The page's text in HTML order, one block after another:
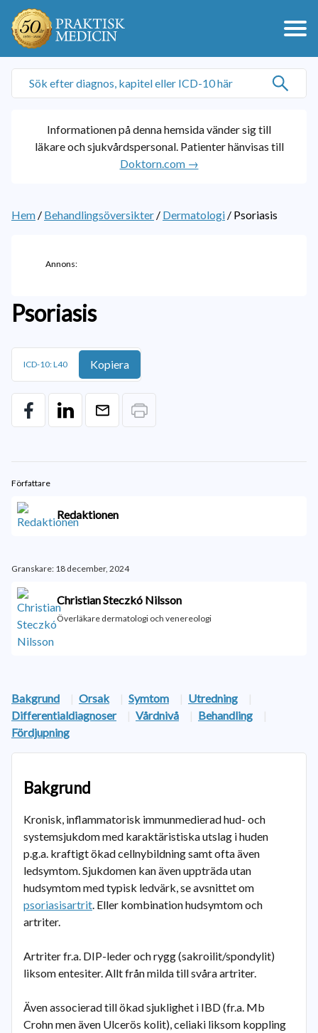
Informationen på denna hemsida vänder sig till
läkare och sjukvårdspersonal. Patienter hänvisas till
Doktorn.com →
Hem / Behandlingsöversikter / Dermatologi / Psoriasis
Annons:
Psoriasis
ICD-10: L40 Kopiera
Författare
Redaktionen
Granskare: 18 december, 2024
Christian Steczkó Nilsson
Överläkare dermatologi och venereologi
Bakgrund | Orsak | Symtom | Utredning
|
Differentialdiagnoser
| Vårdnivå | Behandling
|
Fördjupning
Bakgrund
Kronisk, inflammatorisk immunmedierad hud- och
systemsjukdom med karaktäristiska utslag i huden
p.g.a. kraftigt ökad cellnybildning samt ofta även
ledsymtom. Sjukdomen kan även uppträda utan
hudsymtom med typisk ledvärk, se avsnittet om
psoriasisartrit. Eller kombination hudsymtom och
artriter.
Artriter fr.a. DIP-leder och rygg (sakroilit/spondylit)
liksom entesiter. Allt från milda till svåra artriter.
Även associerad till ökad sjuklighet i IBD (fr.a. Mb
Crohn men även Ulcerös kolit), celiaki liksom koppling